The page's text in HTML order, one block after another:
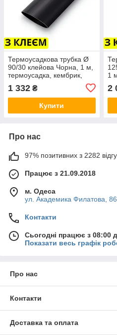
Термоусадкова трубка Ø
90/30 клейова Чорна, 1 м,
термоусадка, кембрик,
для дротів і кабелю, термо
трубка
1 332 ₴
Купити
1
2
Про нас
97% позитивних з 2282
Працює з 21.09.2018
м. Одеса
ул. Академика Филатова,
Контакти
Сьогодні працює з 08:00
Показати весь графік
Про нас
Контакти
Доставка та оплата